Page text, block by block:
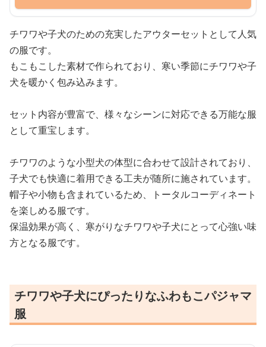
チワワや子犬のための充実したアウターセットとして人気
の服です。
もこもこした素材で作られており、寒い季節にチワワや子
犬を暖かく包み込みます。
セット内容が豊富で、様々なシーンに対応できる万能な服
として重宝します。
チワワのような小型犬の体型に合わせて設計されており、
子犬でも快適に着用できる工夫が随所に施されています。
帽子や小物も含まれているため、トータルコーディネート
を楽しめる服です。
保温効果が高く、寒がりなチワワや子犬にとって心強い味
方となる服です。
チワワや子犬にぴったりなふわもこパジャマ
服